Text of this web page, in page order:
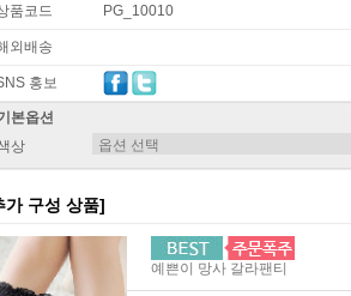
품코드 PG_10010
외배송
홍보
본옵션
상
가 구성 상품]
예쁜이 망사 갈라팬티